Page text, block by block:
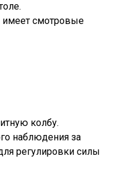
имеет смотровые
колбу.
наблюдения за
регулировки силы